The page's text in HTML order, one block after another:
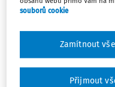
stupni základních
zaměření, např.
humanitních
rámcového
souborů cookie
Zamítnout
Přijmout